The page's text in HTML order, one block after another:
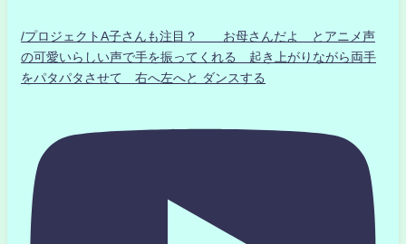
/プロジェクトA子さんも注目？ お母さんだよ とアニメ声
の可愛いらしい声で手を振ってくれる 起き上がりながら両手
をパタパタさせて 右へ左へと ダンスする